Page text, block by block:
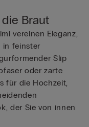
Braut
vereinen Eleganz,
in feinster
Slip
oder zarte
für die Hochzeit,
der Sie von innen